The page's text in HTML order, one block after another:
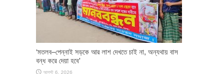
‘মতলব–পেন্নাই সড়কে আর লাশ দেখতে চাই না, অন্যথায় বাস
বন্ধ করে দেয়া হবে’
আগস্ট 6, 2026